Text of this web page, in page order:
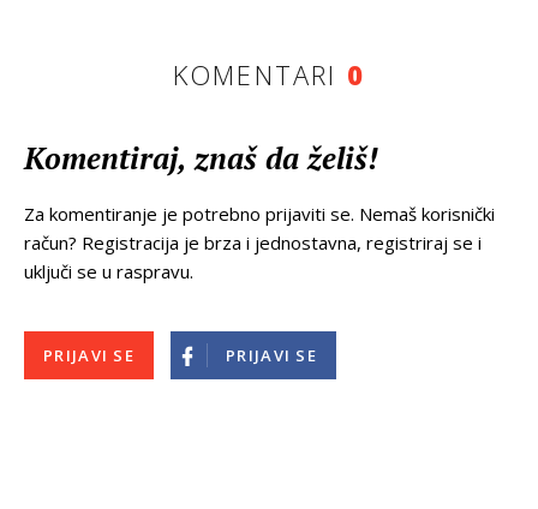
KOMENTARI 0
Komentiraj, znaš da želiš!
Za komentiranje je potrebno prijaviti se. Nemaš korisnički
račun? Registracija je brza i jednostavna, registriraj se i
uključi se u raspravu.
PRIJAVI SE PRIJAVI SE